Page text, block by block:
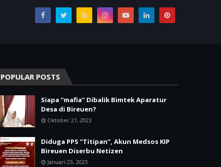
POPULAR POSTS
Siapa “mafia” Dibalik Bimtek Aparatur
Desa di Bireuen?
Oktober 21, 2023
Diduga PPS “Titipan”, Akun Medsos KIP
Bireuen Diserbu Netizen
Januari 23, 2023